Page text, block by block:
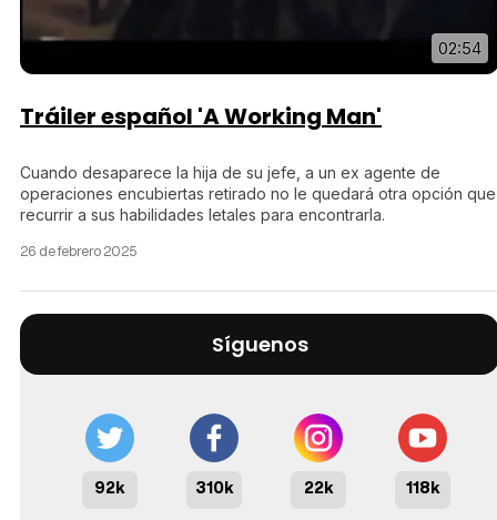
02:54
Tráiler español 'A Working Man'
Cuando desaparece la hija de su jefe, a un ex agente de
operaciones encubiertas retirado no le quedará otra opción que
recurrir a sus habilidades letales para encontrarla.
26 de febrero 2025
Síguenos
92k 310k 22k 118k